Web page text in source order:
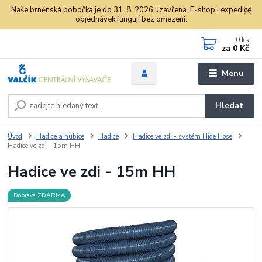
Naše brněnská pobočka je do 31. 8. 2026 uzavřena. E-shop i expedice
objednávek fungují bez omezení.
Menu
Hledat
0 ks
za 0 Kč
Úvod Hadice a hubice Hadice
Hadice ve zdi - systém Hide Hose
Hadice ve zdi - 15m HH
Hadice ve zdi - 15m HH
Doprava ZDARMA